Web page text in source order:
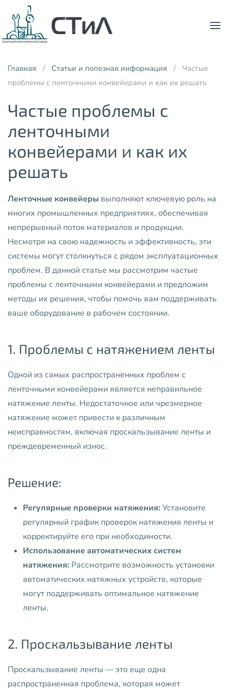
Skip to main content
Главная Статьи и полезная информация
Частые
проблемы с ленточными конвейерами и как их решать
Частые проблемы с
ленточными
конвейерами и как их
решать
Ленточные конвейеры выполняют ключевую роль на
многих промышленных предприятиях, обеспечивая
непрерывный поток материалов и продукции.
Несмотря на свою надежность и эффективность, эти
системы могут столкнуться с рядом эксплуатационных
проблем. В данной статье мы рассмотрим частые
проблемы с ленточными конвейерами и предложим
методы их решения, чтобы помочь вам поддерживать
ваше оборудование в рабочем состоянии.
1. Проблемы с натяжением ленты
Одной из самых распространенных проблем с
ленточными конвейерами является неправильное
натяжение ленты. Недостаточное или чрезмерное
натяжение может привести к различным
неисправностям, включая проскальзывание ленты и
преждевременный износ.
Решение:
Регулярные проверки натяжения: Установите
регулярный график проверок натяжения ленты и
корректируйте его при необходимости.
Использование автоматических систем
натяжения: Рассмотрите возможность установки
автоматических натяжных устройств, которые
могут поддерживать оптимальное натяжение
ленты.
2. Проскальзывание ленты
Проскальзывание ленты — это еще одна
распространенная проблема, которая может